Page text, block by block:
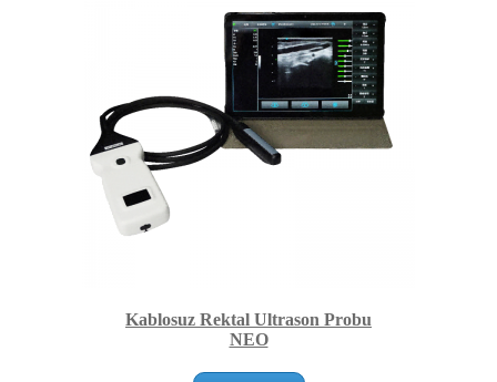
Kablosuz Rektal Ultrason Probu
NEO